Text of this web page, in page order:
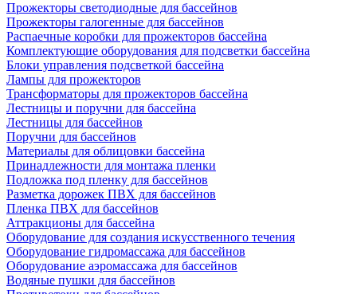
Прожекторы светодиодные для бассейнов
Прожекторы галогенные для бассейнов
Распаечные коробки для прожекторов бассейна
Комплектующие оборудования для подсветки бассейна
Блоки управления подсветкой бассейна
Лампы для прожекторов
Трансформаторы для прожекторов бассейна
Лестницы и поручни для бассейна
Лестницы для бассейнов
Поручни для бассейнов
Материалы для облицовки бассейна
Принадлежности для монтажа пленки
Подложка под пленку для бассейнов
Разметка дорожек ПВХ для бассейнов
Пленка ПВХ для бассейнов
Аттракционы для бассейна
Оборудование для создания искусственного течения
Оборудование гидромассажа для бассейнов
Оборудование аэромассажа для бассейнов
Водяные пушки для бассейнов